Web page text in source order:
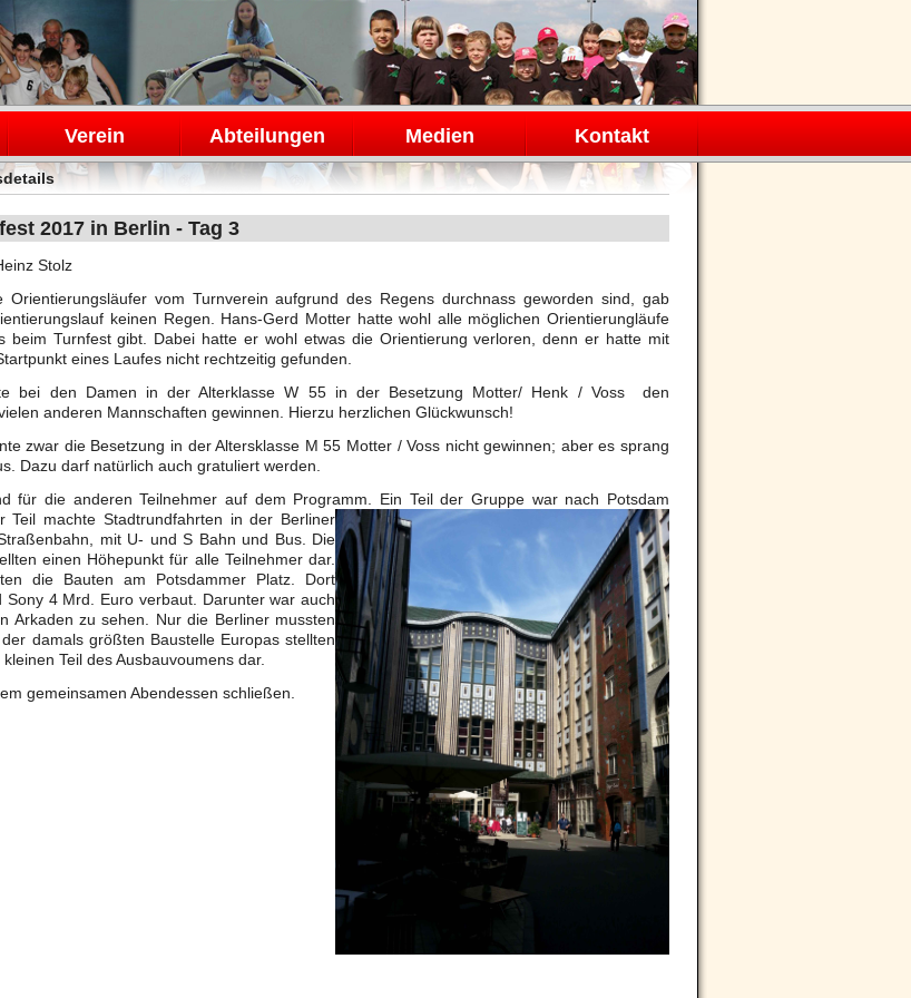
Verein Abteilungen Medien Kontakt
2017 in Berlin - Tag 3
Stolz
Orientierungsläufer vom Turnverein aufgrund des Regens durchnass geworden sind, gab
keinen Regen. Hans-Gerd Motter hatte wohl alle möglichen Orientierungläufe
beim Turnfest gibt. Dabei hatte er wohl etwas die Orientierung verloren, denn er hatte mit
eines Laufes nicht rechtzeitig gefunden.
bei den Damen in der Alterklasse W 55 in der Besetzung Motter/ Henk / Voss den
anderen Mannschaften gewinnen. Hierzu herzlichen Glückwunsch!
zwar die Besetzung in der Altersklasse M 55 Motter / Voss nicht gewinnen; aber es sprang
Dazu darf natürlich auch gratuliert werden.
für die anderen Teilnehmer auf dem Programm. Ein Teil der Gruppe war nach Potsdam
Teil machte Stadtrundfahrten in der Berliner
mit U- und S Bahn und Bus. Die
einen Höhepunkt für alle Teilnehmer dar.
die Bauten am Potsdammer Platz. Dort
Sony 4 Mrd. Euro verbaut. Darunter war auch
Arkaden zu sehen. Nur die Berliner mussten
damals größten Baustelle Europas stellten
Teil des Ausbauvoumens dar.
gemeinsamen Abendessen schließen.